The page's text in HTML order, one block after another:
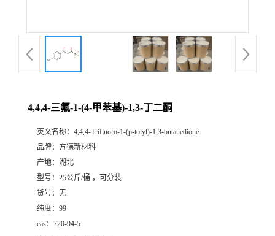
4,4,4-三氟-1-(4-甲苯基)-1,3-丁二酮
英文名称： 4,4,4-Trifluoro-1-(p-tolyl)-1,3-butanedione
品牌： 方德新材料
产地： 湖北
型号： 25公斤/桶 ，可分装
货号： 无
纯度： 99
cas： 720-94-5